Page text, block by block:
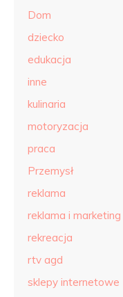
Dom
dziecko
edukacja
inne
kulinaria
motoryzacja
praca
Przemysł
reklama
reklama i marketing
rekreacja
rtv agd
sklepy internetowe